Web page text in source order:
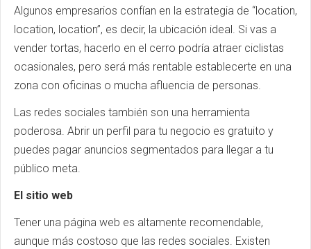
Algunos empresarios confían en la estrategia de “location,
location, location”, es decir, la ubicación ideal. Si vas a
vender tortas, hacerlo en el cerro podría atraer ciclistas
ocasionales, pero será más rentable establecerte en una
zona con oficinas o mucha afluencia de personas.
Las redes sociales también son una herramienta
poderosa. Abrir un perfil para tu negocio es gratuito y
puedes pagar anuncios segmentados para llegar a tu
público meta.
El sitio web
Tener una página web es altamente recomendable,
aunque más costoso que las redes sociales. Existen